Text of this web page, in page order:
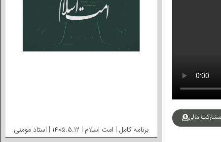
مشارکت مالی
برنامه کامل | امت اسلام | ۱۴۰۵.۵.۱۲ | استاد مومنی